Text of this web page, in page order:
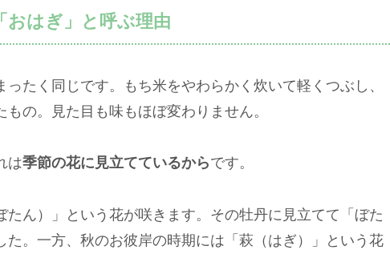
おはぎ」と呼ぶ理由
たく同じです。もち米をやわらかく炊いて軽くつぶし、
の。見た目も味もほぼ変わりません。
は季節の花に見立てているからです。
ん）」という花が咲きます。その牡丹に見立てて「ぼた
た。一方、秋のお彼岸の時期には「萩（はぎ）」という花